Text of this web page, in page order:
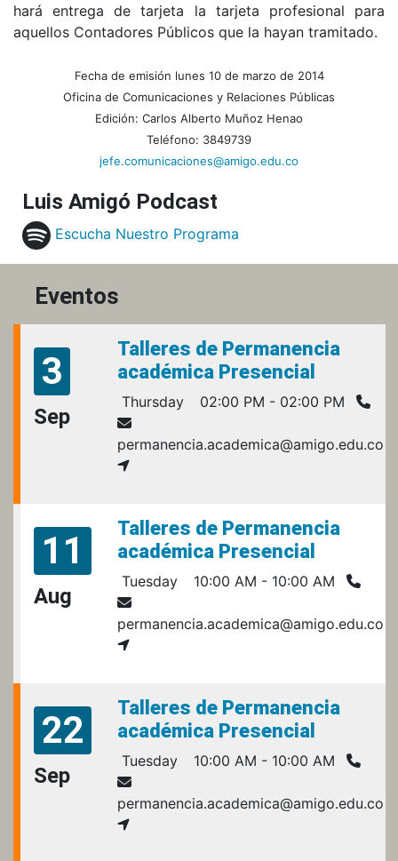
hará entrega de tarjeta la tarjeta profesional para
aquellos Contadores Públicos que la hayan tramitado.
Fecha de emisión lunes 10 de marzo de 2014
Oficina de Comunicaciones y Relaciones Públicas
Edición: Carlos Alberto Muñoz Henao
Teléfono: 3849739
jefe.comunicaciones@amigo.edu.co
Luis Amigó Podcast
Escucha Nuestro Programa
Eventos
3
Sep
Talleres de Permanencia
académica Presencial
Thursday 02:00 PM - 02:00 PM
permanencia.academica@amigo.edu.co
11
Aug
Talleres de Permanencia
académica Presencial
Tuesday 10:00 AM - 10:00 AM
permanencia.academica@amigo.edu.co
22
Sep
Talleres de Permanencia
académica Presencial
Tuesday 10:00 AM - 10:00 AM
permanencia.academica@amigo.edu.co